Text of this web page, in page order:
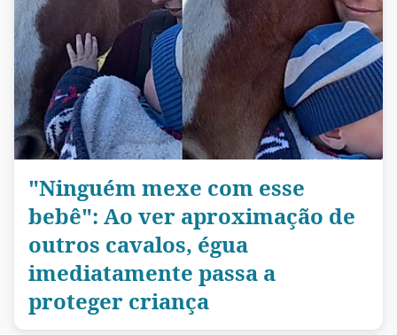
"Ninguém mexe com esse
bebê": Ao ver aproximação de
outros cavalos, égua
imediatamente passa a
proteger criança